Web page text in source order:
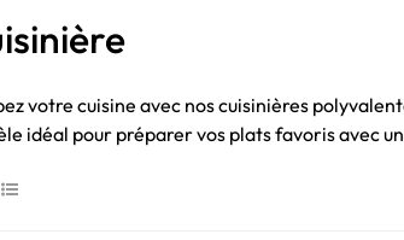
votre cuisine avec nos cuisinières
idéal pour préparer vos plats favoris avec